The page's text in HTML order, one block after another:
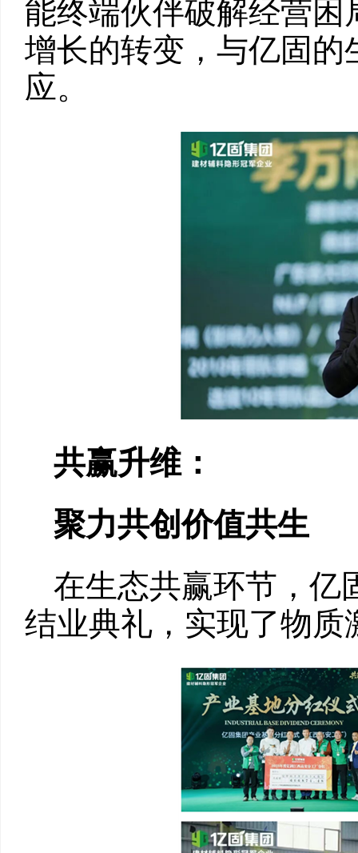
能终端伙伴破解经营
增长的转变，与亿固
应。
共赢升维：
聚力共创价值共生
在生态共赢环节，亿
结业典礼，实现了物